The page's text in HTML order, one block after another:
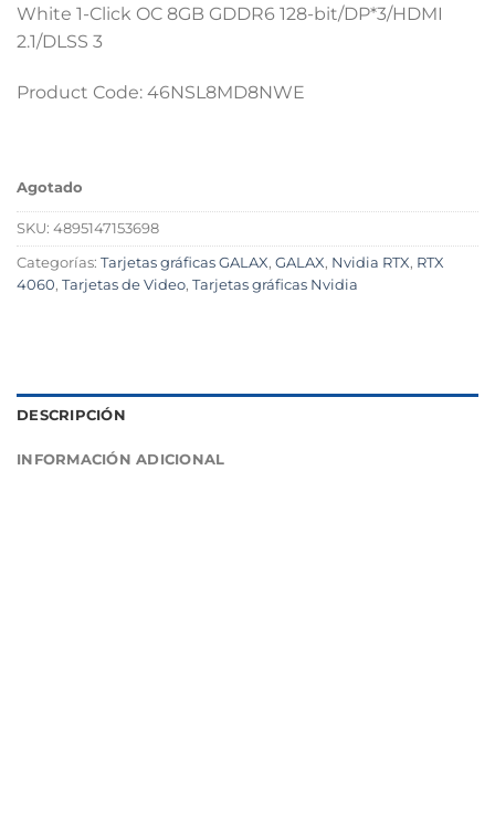
White 1-Click OC 8GB GDDR6 128-bit/DP*3/HDMI
2.1/DLSS 3
Product Code: 46NSL8MD8NWE
Agotado
SKU: 4895147153698
Categorías: Tarjetas gráficas GALAX, GALAX, Nvidia RTX, RTX
4060, Tarjetas de Video, Tarjetas gráficas Nvidia
DESCRIPCIÓN
INFORMACIÓN ADICIONAL